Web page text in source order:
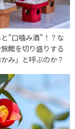
”口噛み酒”！？な
館を切り盛りする
み」と呼ぶのか？